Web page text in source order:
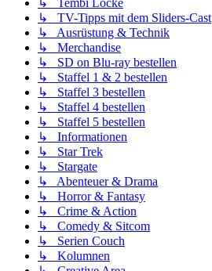
↳ Tembi Locke
↳ TV-Tipps mit dem Sliders-Cast
↳ Ausrüstung & Technik
↳ Merchandise
↳ SD on Blu-ray bestellen
↳ Staffel 1 & 2 bestellen
↳ Staffel 3 bestellen
↳ Staffel 4 bestellen
↳ Staffel 5 bestellen
↳ Informationen
↳ Star Trek
↳ Stargate
↳ Abenteuer & Drama
↳ Horror & Fantasy
↳ Crime & Action
↳ Comedy & Sitcom
↳ Serien Couch
↳ Kolumnen